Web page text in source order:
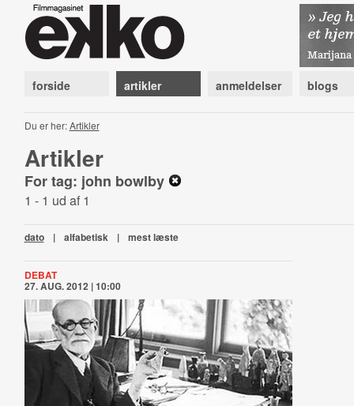
forside artikler anmeldelser blogs
Du er her:Artikler
Artikler
For tag: john bowlby
1 - 1 ud af 1
dato | alfabetisk | mest læste
DEBAT
27. AUG. 2012 | 10:00